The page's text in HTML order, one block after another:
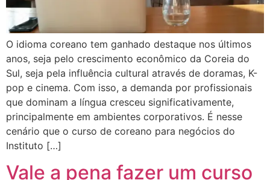
O idioma coreano tem ganhado destaque nos últimos
anos, seja pelo crescimento econômico da Coreia do
Sul, seja pela influência cultural através de doramas, K-
pop e cinema. Com isso, a demanda por profissionais
que dominam a língua cresceu significativamente,
principalmente em ambientes corporativos. É nesse
cenário que o curso de coreano para negócios do
Instituto […]
Vale a pena fazer um curso